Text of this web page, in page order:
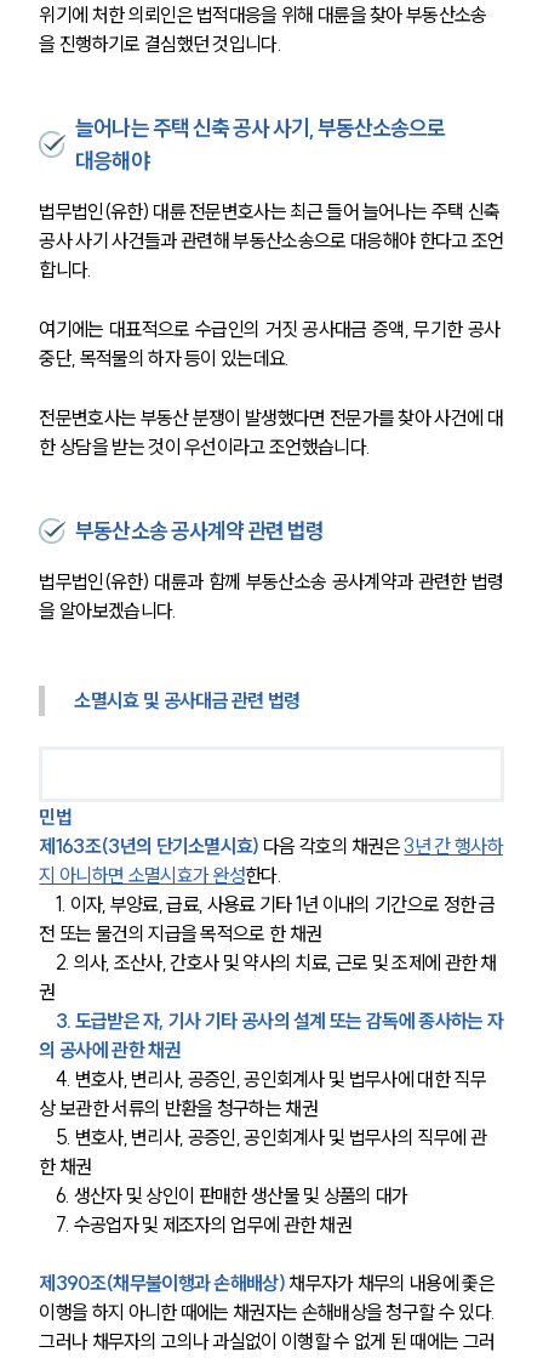
위기에 처한 의뢰인은 법적대응을 위해 대륜을 찾아 부동산소송
을 진행하기로 결심했던 것입니다.
늘어나는 주택 신축 공사 사기, 부동산소송으로
대응해야
법무법인(유한) 대륜 전문변호사는 최근 들어 늘어나는 주택 신축
공사 사기 사건들과 관련해 부동산소송으로 대응해야 한다고 조언
합니다.
여기에는 대표적으로 수급인의 거짓 공사대금 증액, 무기한 공사
중단, 목적물의 하자 등이 있는데요.
전문변호사는 부동산 분쟁이 발생했다면 전문가를 찾아 사건에 대
한 상담을 받는 것이 우선이라고 조언했습니다.
부동산소송 공사계약 관련 법령
법무법인(유한) 대륜과 함께 부동산소송 공사계약과 관련한 법령
을 알아보겠습니다.
소멸시효 및 공사대금 관련 법령
민법
제163조(3년의 단기소멸시효) 다음 각호의 채권은 3년 간 행사하
지 아니하면 소멸시효가 완성한다.
전 또는 물건의 지급을 목적으로 한 채권
권
3. 도급받은 자, 기사 기타 공사의 설계 또는 감독에 종사하는 자
의 공사에 관한 채권
상 보관한 서류의 반환을 청구하는 채권
한 채권
    6. 생산자 및 상인이 판매한 생산물 및 상품의 대가
    7. 수공업자 및 제조자의 업무에 관한 채권
제390조(채무불이행과 손해배상) 채무자가 채무의 내용에 좇은
이행을 하지 아니한 때에는 채권자는 손해배상을 청구할 수 있다.
그러나 채무자의 고의나 과실없이 이행할 수 없게 된 때에는 그러